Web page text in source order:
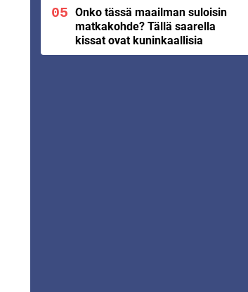
Onko tässä maailman suloisin
matkakohde? Tällä saarella
kissat ovat kuninkaallisia